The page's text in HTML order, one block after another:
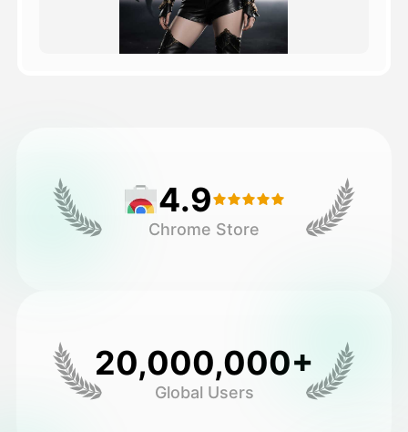
4.9
Chrome Store
20,000,000+
Global Users